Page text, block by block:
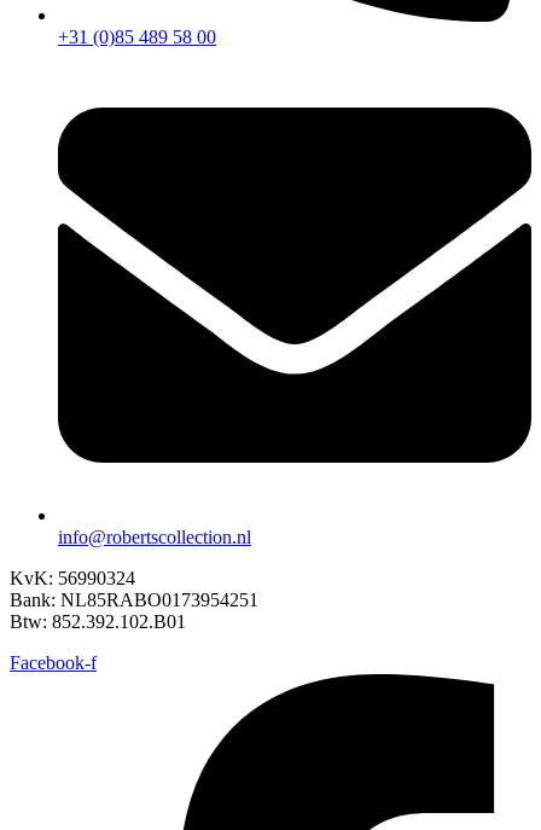
+31 (0)85 489 58 00
info@robertscollection.nl
KvK: 56990324
Bank: NL85RABO0173954251
Btw: 852.392.102.B01
Facebook-f